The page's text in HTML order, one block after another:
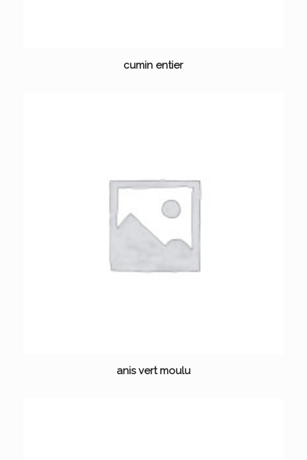
cumin entier
anis vert moulu